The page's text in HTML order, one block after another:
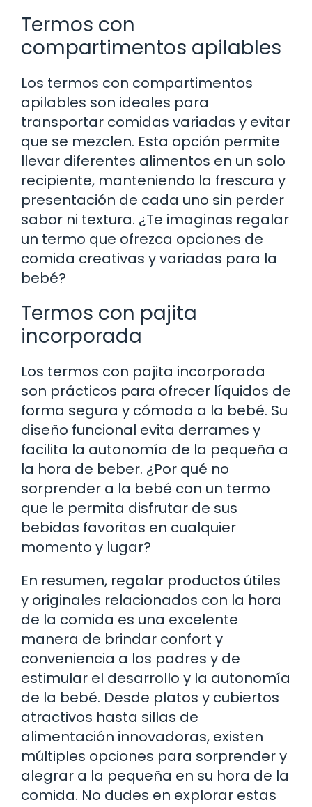
Termos con
compartimentos apilables
Los termos con compartimentos
apilables son ideales para
transportar comidas variadas y evitar
que se mezclen. Esta opción permite
llevar diferentes alimentos en un solo
recipiente, manteniendo la frescura y
presentación de cada uno sin perder
sabor ni textura. ¿Te imaginas regalar
un termo que ofrezca opciones de
comida creativas y variadas para la
bebé?
Termos con pajita
incorporada
Los termos con pajita incorporada
son prácticos para ofrecer líquidos de
forma segura y cómoda a la bebé. Su
diseño funcional evita derrames y
facilita la autonomía de la pequeña a
la hora de beber. ¿Por qué no
sorprender a la bebé con un termo
que le permita disfrutar de sus
bebidas favoritas en cualquier
momento y lugar?
En resumen, regalar productos útiles
y originales relacionados con la hora
de la comida es una excelente
manera de brindar confort y
conveniencia a los padres y de
estimular el desarrollo y la autonomía
de la bebé. Desde platos y cubiertos
atractivos hasta sillas de
alimentación innovadoras, existen
múltiples opciones para sorprender y
alegrar a la pequeña en su hora de la
comida. No dudes en explorar estas